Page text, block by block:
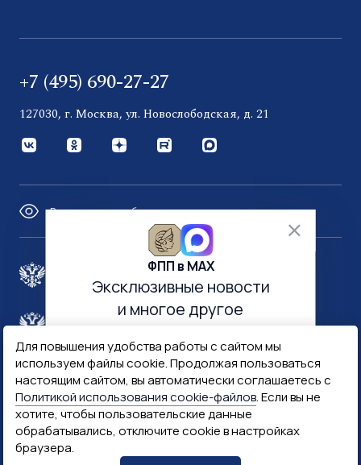
Для повышения удобства работы с сайтом мы
используем файлы cookie. Продолжая пользоваться
настоящим сайтом, вы автоматически соглашаетесь с
Политикой использования cookie-файлов. Если вы не
хотите, чтобы пользовательские данные
обрабатывались, отключите cookie в настройках
браузера.
+7 (495) 690-27-27
127030, г. Москва, ул. Новослободская, д. 21
Версия для слабовидящих
Правительство России
Госуслуги Госключ
Госслужба
ФПП в МАХ
Эксклюзивные новости
и многое другое
ПОДПИСАТЬСЯ